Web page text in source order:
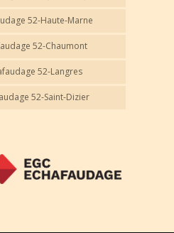
52-Haute-Marne
52-Chaumont
52-Langres
52-Saint-Dizier